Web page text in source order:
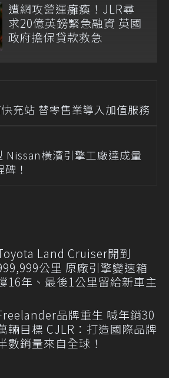
遭網攻營運癱瘓！JLR尋
求20億英鎊緊急融資 英國
政府擔保貸款救急
充站 替零售業導入加值服務
Nissan橫濱引擎工廠達成量
！
Land Cruiser開到
公里 原廠引擎變速箱
16年、最後1公里留給新車主
品牌重生 喊年銷30
輛目標 CJLR：打造國際品牌
數銷量來自全球！